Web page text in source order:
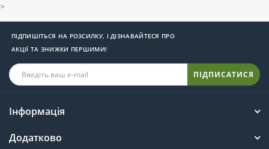
>
ПІДПИШІТЬСЯ НА РОЗСИЛКУ, І ДІЗНАВАЙТЕСЯ ПРО
АКЦІЇ ТА ЗНИЖКИ ПЕРШИМИ!
ПІДПИСАТИСЯ
Інформація
Додатково